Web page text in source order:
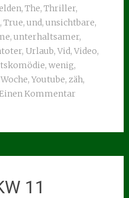
, The, Thriller,
, True, und, unsichtbare,
, unterhaltsamer,
, Urlaub, Vid, Video,
, wenig,
Woche, Youtube, zäh,
Kommentar
11